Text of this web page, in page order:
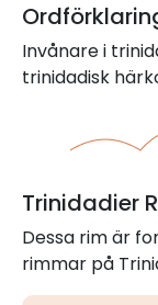
Invånare i
trinidadisk
Trinidadier
Dessa rim är
rimmar på